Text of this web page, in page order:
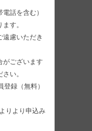
話を含む）
す。
慮いただき
がございます
い。
録（無料）
りより申込み